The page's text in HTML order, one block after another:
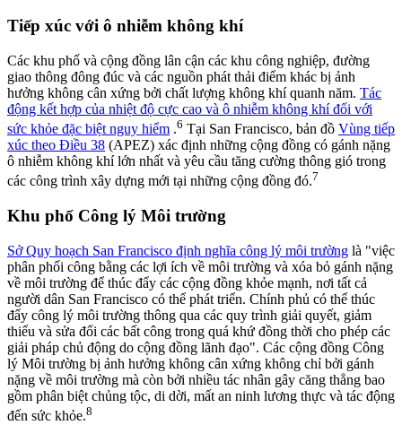
Tiếp xúc với ô nhiễm không khí
Các khu phố và cộng đồng lân cận các khu công nghiệp, đường
giao thông đông đúc và các nguồn phát thải điểm khác bị ảnh
hưởng không cân xứng bởi chất lượng không khí quanh năm. Tác
động kết hợp của nhiệt độ cực cao và ô nhiễm không khí đối với
sức khỏe đặc biệt nguy hiểm .6 Tại San Francisco, bản đồ Vùng tiếp
xúc theo Điều 38 (APEZ) xác định những cộng đồng có gánh nặng
ô nhiễm không khí lớn nhất và yêu cầu tăng cường thông gió trong
các công trình xây dựng mới tại những cộng đồng đó.7
Khu phố Công lý Môi trường
Sở Quy hoạch San Francisco định nghĩa công lý môi trường là "việc
phân phối công bằng các lợi ích về môi trường và xóa bỏ gánh nặng
về môi trường để thúc đẩy các cộng đồng khỏe mạnh, nơi tất cả
người dân San Francisco có thể phát triển. Chính phủ có thể thúc
đẩy công lý môi trường thông qua các quy trình giải quyết, giảm
thiểu và sửa đổi các bất công trong quá khứ đồng thời cho phép các
giải pháp chủ động do cộng đồng lãnh đạo". Các cộng đồng Công
lý Môi trường bị ảnh hưởng không cân xứng không chỉ bởi gánh
nặng về môi trường mà còn bởi nhiều tác nhân gây căng thẳng bao
gồm phân biệt chủng tộc, di dời, mất an ninh lương thực và tác động
đến sức khỏe.8